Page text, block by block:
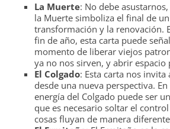
La Muerte: No debe
la Muerte simboliza el final de
transformación y la renovación.
fin de año, esta carta puede
momento de liberar viejos
ya no nos sirven, y abrir espacio
El Colgado: Esta carta nos invita
desde una nueva perspectiva. En
energía del Colgado puede ser
que es necesario soltar el
cosas fluyan de manera